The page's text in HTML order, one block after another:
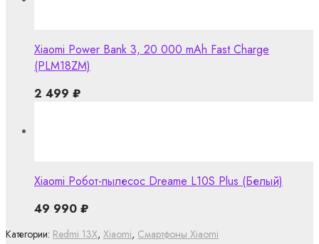
Категории: Redmi 13X, Xiaomi, Смартфоны Xiaomi
Xiaomi Power Bank 3, 20 000 mAh Fast Charge
(PLM18ZM)
2 499 ₽
Xiaomi Робот-пылесос Dreame L10S Plus (Белый)
49 990 ₽